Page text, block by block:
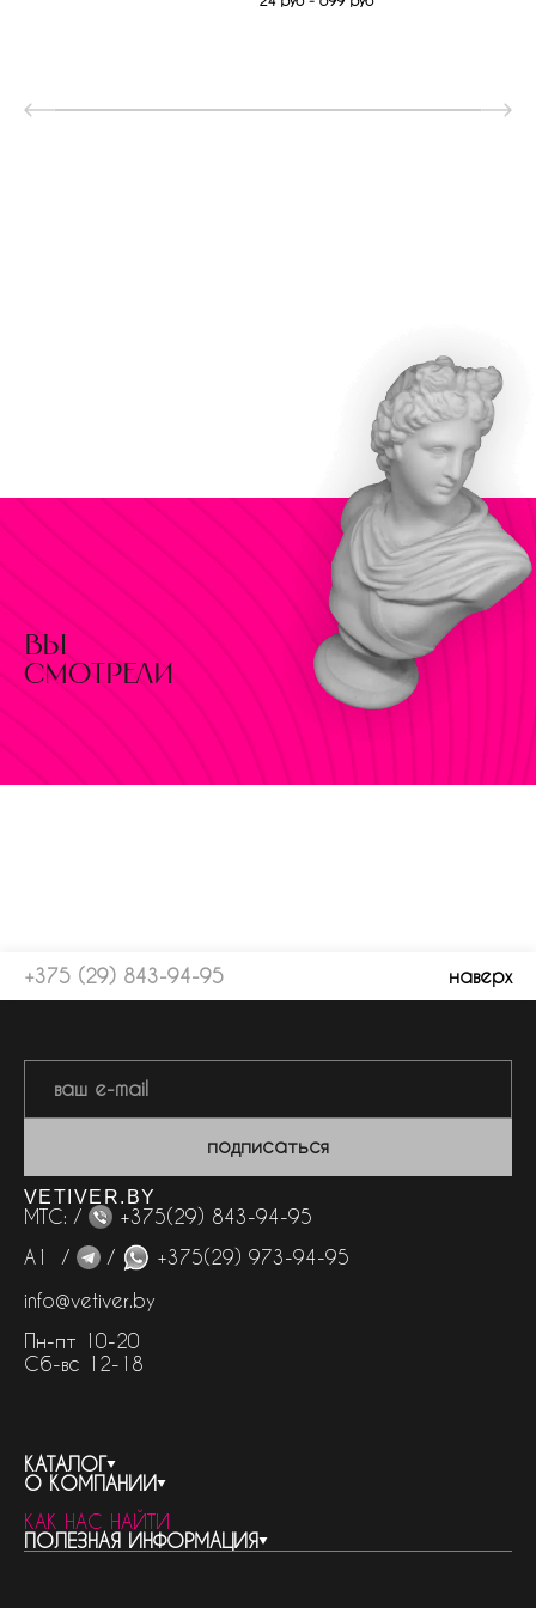
вы
смотрели
+375 (29) 843-94-95 наверх
подписаться
VETIVER.BY
МТС: /
+375(29) 843-94-95
А1 /
/
+375(29) 973-94-95
info@vetiver.by
Пн-пт 10-20
Сб-вс 12-18
КАТАЛОГ
весь каталог
бренды
женская парфюмерия
О КОМПАНИИ
контакты
о компании
КАК НАС НАЙТИ
ПОЛЕЗНАЯ ИНФОРМАЦИЯ